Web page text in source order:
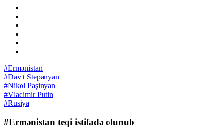
#Ermənistan
#Davit Stepanyan
#Nikol Paşinyan
#Vladimir Putin
#Rusiya
#Ermənistan teqi istifadə olunub